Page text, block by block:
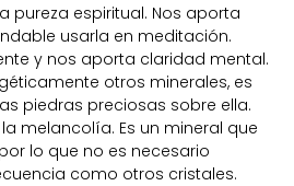
pureza espiritual. Nos aporta
usarla en meditación.
y nos aporta claridad mental.
otros minerales, es
piedras preciosas sobre ella.
melancolía. Es un mineral que
lo que no es necesario
como otros cristales.